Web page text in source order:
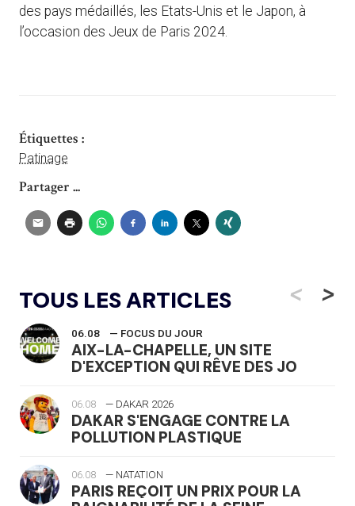
des pays médaillés, les Etats-Unis et le Japon, à
l’occasion des Jeux de Paris 2024.
Étiquettes :
Patinage
Partager ...
TOUS LES ARTICLES <
06.08 — FOCUS DU JOUR
AIX-LA-CHAPELLE, UN SITE
D'EXCEPTION QUI RÊVE DES JO
06.08 — DAKAR 2026
DAKAR S'ENGAGE CONTRE LA
POLLUTION PLASTIQUE
06.08 — NATATION
PARIS REÇOIT UN PRIX POUR LA
>